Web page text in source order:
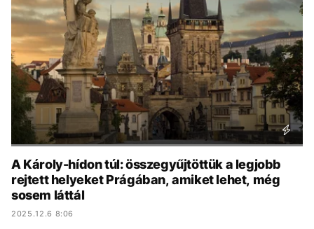
KÖZÉLET UTAZÁS
ÉLETMÓD DESIGN
BESZÉLGETÉSEK ARCOK
VIDEÓ TÖRTÉNETEK
GASZTRO
A Károly-hídon túl: összegyűjtöttük a legjobb
rejtett helyeket Prágában, amiket lehet, még
sosem láttál
2025.12.6 8:06